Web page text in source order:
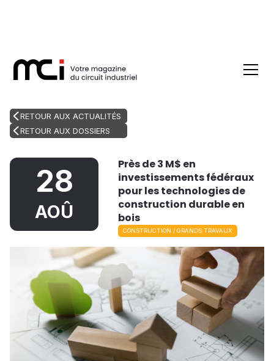
RETOUR AUX ACTUALITÉS
RETOUR AUX DOSSIERS
28
AOÛ
Près de 3 M$ en
investissements fédéraux
pour les technologies de
construction durable en
bois
CONSTRUCTION / GRANDS TRAVAUX